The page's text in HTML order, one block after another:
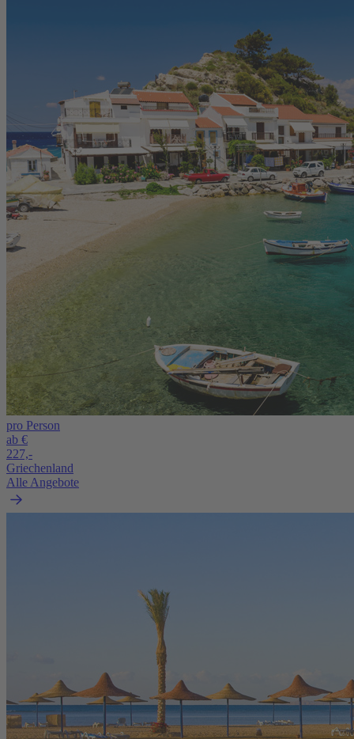
pro Person
ab €
227,-
Griechenland
Alle Angebote